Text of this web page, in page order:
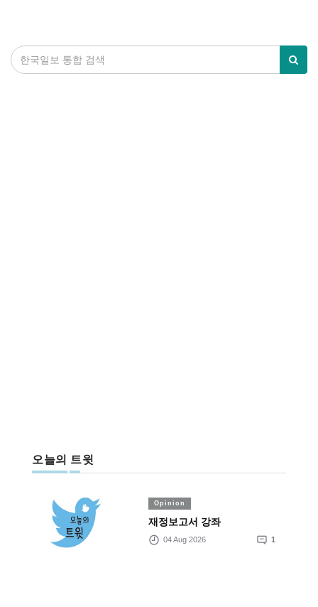
오늘의 트윗
Opinion
재정보고서 강좌
04 Aug 2026 1